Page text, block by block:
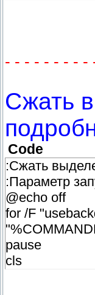
- - - - - - - - -
Сжать
Code
:Сжать
:Параметр
@echo off
for /F
pause
cls